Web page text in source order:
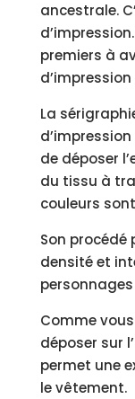
ancestrale.
premiers à
La
de déposer
du tissu à
couleurs
Son procédé
densité et
Comme
déposer sur
permet une
le vêtement.